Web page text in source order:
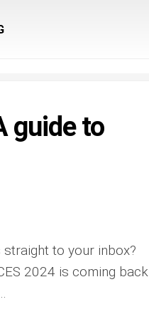
guide to
to your inbox?
2024 is coming back